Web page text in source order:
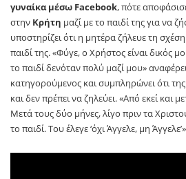
γυναίκα μέσω Facebook, πότε
στην Κρήτη μαζί με το παιδί της για να
υποστηρίζει ότι η μητέρα ζήλευε τη
παιδί της. «Φύγε, ο Χρήστος είναι δικός
το παιδί δενόταν πολύ μαζί μου»
κατηγορούμενος και συμπληρώνει ότι της
και δεν πρέπει να ζηλεύει. «Από εκεί και
Μετά τους δύο μήνες, λίγο πριν τα
το παιδί. Του έλεγε ‘όχι Άγγελε, μη